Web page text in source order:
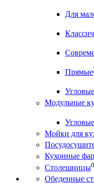
Для
Прямые
Угловые
Модульные
Угловые
Мойки для
Кухонные
Столешницы0
Обеденные